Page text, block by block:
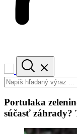
Portulaka
súčasť záhrady?